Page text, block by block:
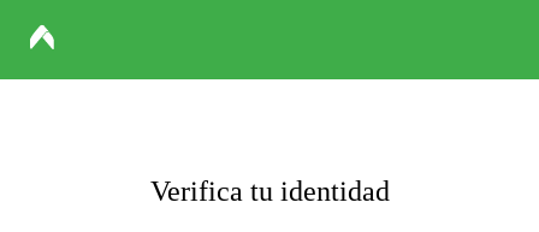
Verifica tu identidad